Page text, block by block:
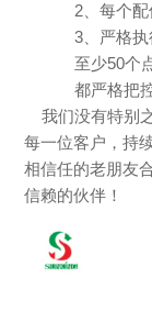
2、每个配
3、严格
至少50个
都严格把
我们没有特别
每一位客户，持
相信任的老朋友
信赖的伙伴！